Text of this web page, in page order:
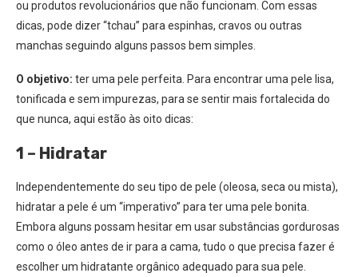
ou produtos revolucionários que não funcionam. Com essas
dicas, pode dizer “tchau” para espinhas, cravos ou outras
manchas seguindo alguns passos bem simples.
O objetivo: ter uma pele perfeita. Para encontrar uma pele lisa,
tonificada e sem impurezas, para se sentir mais fortalecida do
que nunca, aqui estão às oito dicas:
1 – Hidratar
Independentemente do seu tipo de pele (oleosa, seca ou mista),
hidratar a pele é um “imperativo” para ter uma pele bonita.
Embora alguns possam hesitar em usar substâncias gordurosas
como o óleo antes de ir para a cama, tudo o que precisa fazer é
escolher um hidratante orgânico adequado para sua pele.